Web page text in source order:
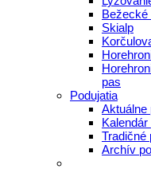
Bežecké
Skialp
pas
Podujatia
Aktuálne
Tradičné
Archív